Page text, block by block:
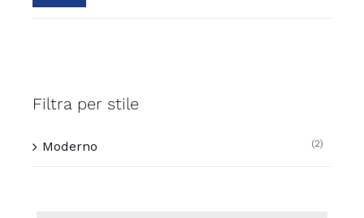
Filtra per stile
Moderno (2)